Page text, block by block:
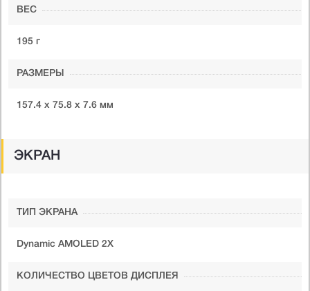
ВЕС
195 г
РАЗМЕРЫ
157.4 x 75.8 x 7.6 мм
ЭКРАН
ТИП ЭКРАНА
Dynamic AMOLED 2X
КОЛИЧЕСТВО ЦВЕТОВ ДИСПЛЕЯ